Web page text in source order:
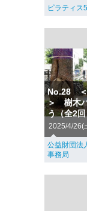
ピラティス
No.28 ＜
＞ 樹木ハ
う（全2回
2025/4/26(
公益財団法
事務局